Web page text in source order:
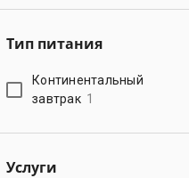
Тип питания
Континентальный
завтрак 1
Услуги